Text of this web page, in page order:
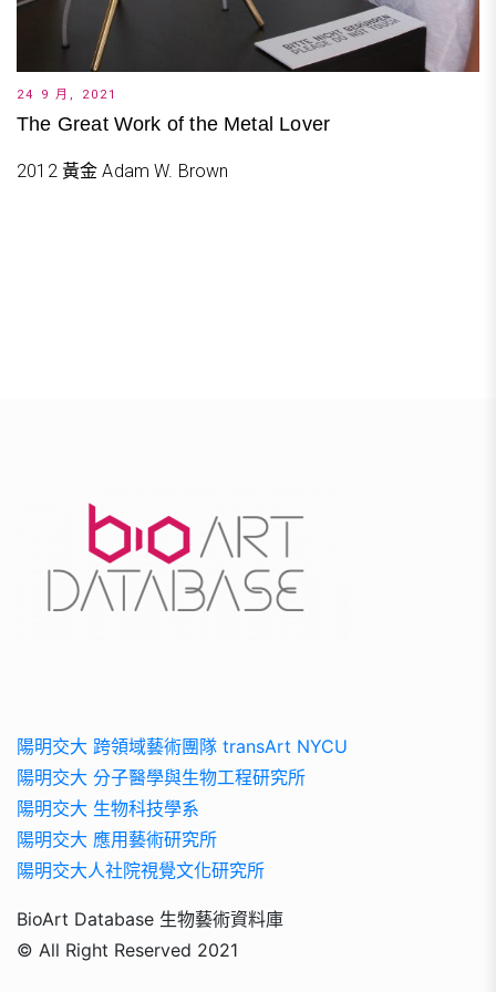
24 9 月, 2021
The Great Work of the Metal Lover
2012 黃金 Adam W. Brown
陽明交大 跨領域藝術團隊 transArt NYCU
陽明交大 分子醫學與生物工程研究所
陽明交大 生物科技學系
陽明交大 應用藝術研究所
陽明交大人社院視覺文化研究所
BioArt Database 生物藝術資料庫
© All Right Reserved 2021